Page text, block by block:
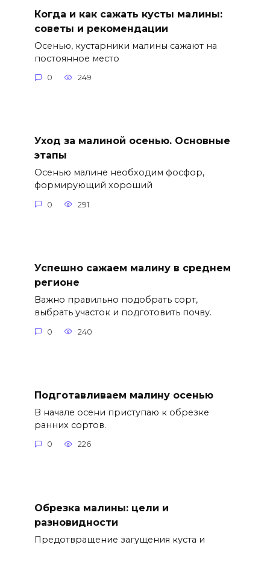
Когда и как сажать кусты малины:
советы и рекомендации
Осенью, кустарники малины сажают на
постоянное место
0 249
Уход за малиной осенью. Основные
этапы
Осенью малине необходим фосфор,
формирующий хороший
0 291
Успешно сажаем малину в среднем
регионе
Важно правильно подобрать сорт,
выбрать участок и подготовить почву.
0 240
Подготавливаем малину осенью
В начале осени приступаю к обрезке
ранних сортов.
0 226
Обрезка малины: цели и
разновидности
Предотвращение загущения куста и